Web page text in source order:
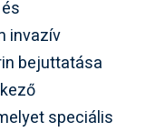
invazív
bejuttatása
speciális